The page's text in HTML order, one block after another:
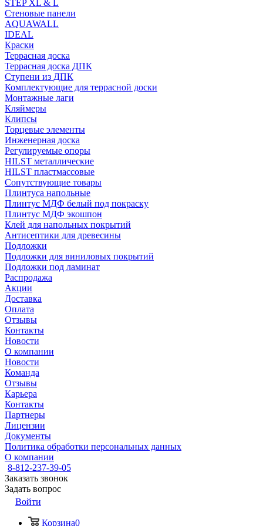
STEP XL & L
Стеновые панели
AQUAWALL
IDEAL
Краски
Террасная доска
Террасная доска ДПК
Ступени из ДПК
Комплектующие для террасной доски
Монтажные лаги
Кляймеры
Клипсы
Торцевые элементы
Инженерная доска
Регулируемые опоры
HILST металлические
HILST пластмассовые
Сопутствующие товары
Плинтуса напольные
Плинтус МДФ белый под покраску
Плинтус МДФ экошпон
Клей для напольных покрытий
Антисептики для древесины
Подложки
Подложки для виниловых покрытий
Подложки под ламинат
Распродажа
Акции
Доставка
Оплата
Отзывы
Контакты
Новости
О компании
Новости
Команда
Отзывы
Карьера
Контакты
Партнеры
Лицензии
Документы
Политика обработки персональных данных
О компании
8-812-237-39-05
Заказать звонок
Задать вопрос
Войти
Корзина0